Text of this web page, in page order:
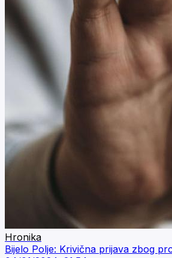
Hronika
Bijelo Polje: Krivična prijava zbog